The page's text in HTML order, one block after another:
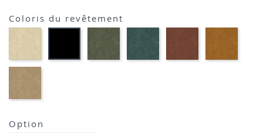
Coloris du revêtement
Option